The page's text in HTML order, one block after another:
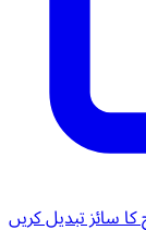
کا سائز تبدیل کریں